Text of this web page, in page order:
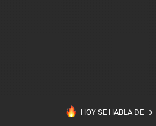
HOY SE HABLA DE